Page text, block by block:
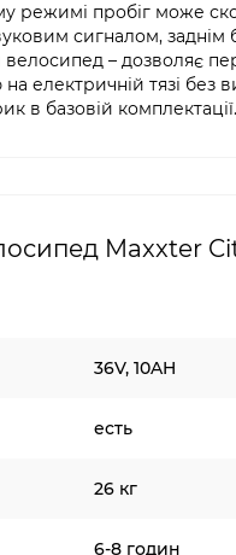
режимі пробіг може
сигналом,
– дозволяє
електричній тязі без
в базовій комплектації.
Maxxter
36V, 10AH
есть
26 кг
6-8 годин